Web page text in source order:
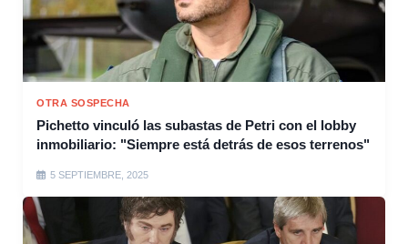
OTRA SOSPECHA
Pichetto vinculó las subastas de Petri con el lobby
inmobiliario: "Siempre está detrás de esos terrenos"
5 SEPTIEMBRE, 2025